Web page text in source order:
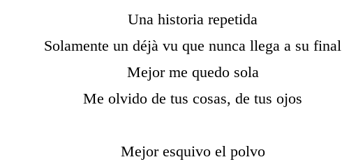
Una historia repetida
Solamente un déjà vu que nunca llega a su final
Mejor me quedo sola
Me olvido de tus cosas, de tus ojos
Mejor esquivo el polvo